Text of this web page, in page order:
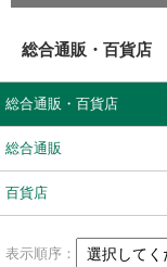
総合通販・百貨店
総合通販・百貨店
総合通販
百貨店
表示順序：